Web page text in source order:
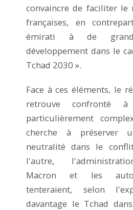
convaincre de faciliter le
françaises, en
émirati à de
développement dans le
Tchad 2030 ».
Face à ces éléments, le
retrouve confronté
particulièrement
cherche à préserver
neutralité dans le
l'autre,
Macron et les
tenteraient, selon
davantage le Tchad